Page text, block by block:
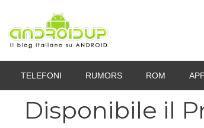
contenuto
TELEFONI RUMORS ROM
Disponibile il